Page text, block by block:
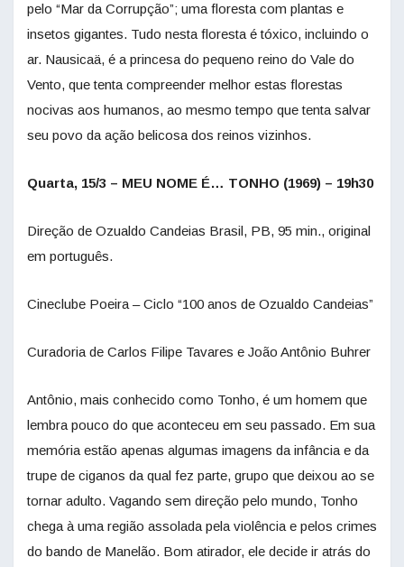
pelo “Mar da Corrupção”; uma floresta com plantas e
insetos gigantes. Tudo nesta floresta é tóxico, incluindo o
ar. Nausicaä, é a princesa do pequeno reino do Vale do
Vento, que tenta compreender melhor estas florestas
nocivas aos humanos, ao mesmo tempo que tenta salvar
seu povo da ação belicosa dos reinos vizinhos.
Quarta, 15/3 – MEU NOME É… TONHO (1969) – 19h30
Direção de Ozualdo Candeias Brasil, PB, 95 min., original
em português.
Cineclube Poeira – Ciclo “100 anos de Ozualdo Candeias”
Curadoria de Carlos Filipe Tavares e João Antônio Buhrer
Antônio, mais conhecido como Tonho, é um homem que
lembra pouco do que aconteceu em seu passado. Em sua
memória estão apenas algumas imagens da infância e da
trupe de ciganos da qual fez parte, grupo que deixou ao se
tornar adulto. Vagando sem direção pelo mundo, Tonho
chega à uma região assolada pela violência e pelos crimes
do bando de Manelão. Bom atirador, ele decide ir atrás do